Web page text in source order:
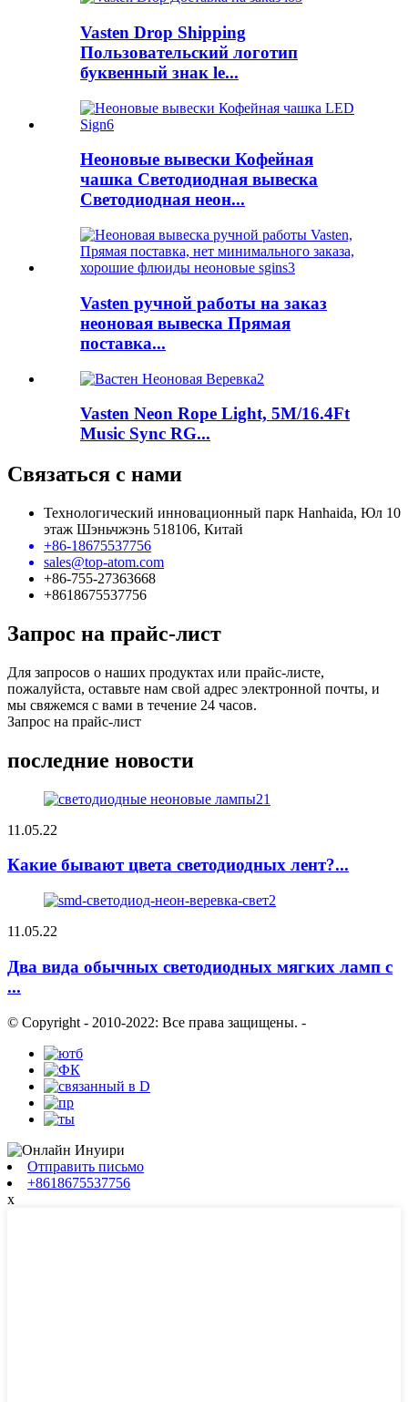
Vasten Drop Shipping
Пользовательский логотип
буквенный знак le...
Неоновые вывески Кофейная
чашка Светодиодная вывеска
Светодиодная неон...
Vasten ручной работы на заказ
неоновая вывеска Прямая
поставка...
Vasten Neon Rope Light, 5M/16.4Ft
Music Sync RG...
Связаться с нами
Технологический инновационный парк Hanhaida, Юл 10
этаж Шэньчжэнь 518106, Китай
+86-18675537756
sales@top-atom.com
+86-755-27363668
+8618675537756
Запрос на прайс-лист
Для запросов о наших продуктах или прайс-листе,
пожалуйста, оставьте нам свой адрес электронной почты, и
мы свяжемся с вами в течение 24 часов.
Запрос на прайс-лист
последние новости
11.05.22
Какие бывают цвета светодиодных лент?...
11.05.22
Два вида обычных светодиодных мягких ламп с
...
© Copyright - 2010-2022: Все права защищены. -
Отправить письмо
+8618675537756
x